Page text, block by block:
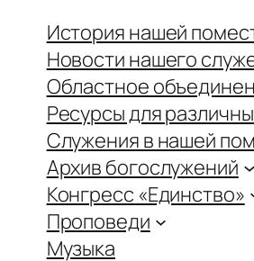
История нашей
Новости нашего
Областное
Ресурсы для
Служения в нашей
Архив богослужений
Конгресс «Единство»
Проповеди
Музыка